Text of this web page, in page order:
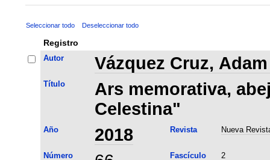
Seleccionar todo Deseleccionar todo
Registro
Autor Vázquez Cruz,
Título
Ars memorativa,
Celestina"
Año 2018 Revista Nueva
Número Fascículo 2